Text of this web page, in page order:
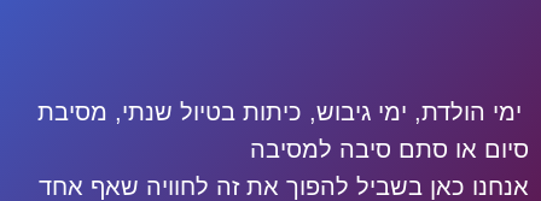
ימי הולדת, ימי גיבוש, כיתות בטיול שנתי, מסיבת
סיום או סתם סיבה למסיבה
אנחנו כאן בשביל להפוך את זה לחוויה שאף אחד